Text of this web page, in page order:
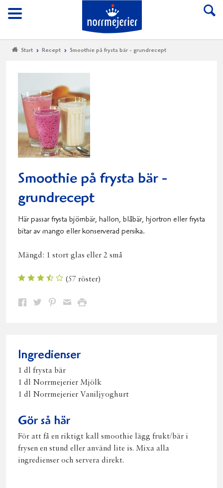
Meny
Till Norrmejerier
Start Recept Smoothie på frysta bär - grundrecept
Smoothie på frysta bär -
grundrecept
Här passar frysta björnbär, hallon, blåbär, hjortron eller frysta
bitar av mango eller konserverad persika.
Mängd: 1 stort glas eller 2 små
(57 röster)
Dela Dela Dela DelaSkriv
Ingredienser
1 dl frysta bär
1 dl Norrmejerier Mjölk
1 dl Norrmejerier Vaniljyoghurt
Gör så här
För att få en riktigt kall smoothie lägg frukt/bär i
frysen en stund eller använd lite is. Mixa alla
ingredienser och servera direkt.